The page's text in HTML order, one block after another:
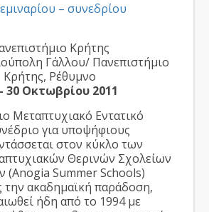
– συνεδρίου
Κρήτης
Γάλλου/ Πανεπιστήμιο
Κρήτης, Ρέθυμνο
30 Οκτωβρίου 2011
Μεταπτυχιακό Εντατικό
για υποψήφιους
στον κύκλο των
Θερινών Σχολείων
(Anogia Summer Schools)
την ακαδημαϊκή παράδοση,
ήδη από το 1994 με